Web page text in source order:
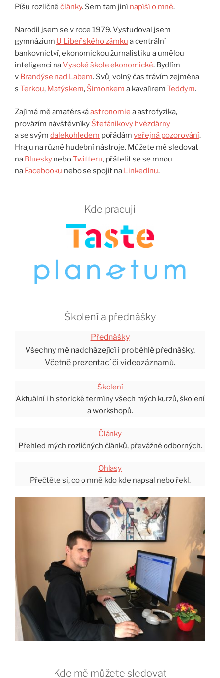
Píšu rozličné články. Sem tam jiní napíší o mně.
Narodil jsem se v roce 1979. Vystudoval jsem
gymnázium U Libeňského zámku a centrální
bankovnictví, ekonomickou žurnalistiku a umělou
inteligenci naVysoké škole ekonomické. Bydlím
v Brandýse nad Labem. Svůj volný čas trávím zejména
s Terkou, Matýskem, Šimonkem a kavalírem Teddym.
Zajímá mě amatérskáastronomie a astrofyzika,
provázím návštěvníky Štefánikovy hvězdárny
a se svým dalekohledem pořádám veřejná pozorování.
Hraju na různé hudební nástroje. Můžete mě sledovat
na Bluesky neboTwitteru, přátelit se se mnou
na Facebooku nebo se spojit na LinkedInu.
Kde pracuji
Školení a přednášky
Přednášky
Všechny mé nadcházející i proběhlé přednášky.
Včetně prezentací či videozáznamů.
Školení
Aktuální i historické termíny všech mých kurzů, školení
a workshopů.
Články
Přehled mých rozličných článků, převážně odborných.
Ohlasy
Přečtěte si, co o mně kdo kde napsal nebo řekl.
Kde mě můžete sledovat